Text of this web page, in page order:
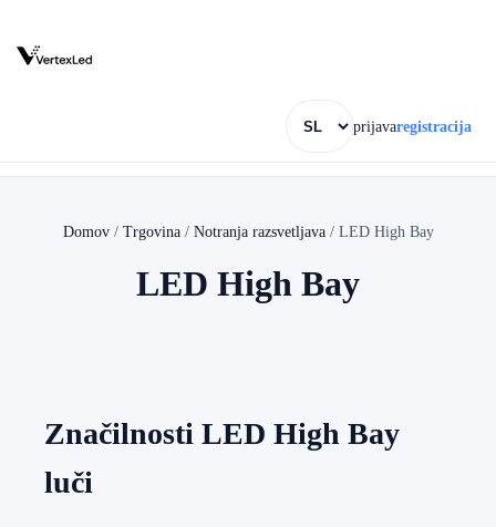
prijavaregistracija
Domov/ Trgovina/ Notranja razsvetljava/ LED High Bay
LED High Bay
Značilnosti LED High Bay
luči